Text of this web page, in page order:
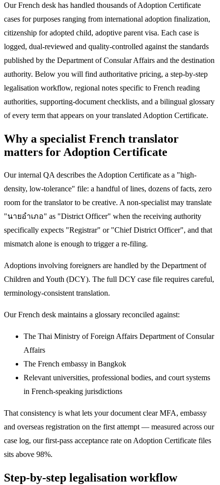
Our French desk has handled thousands of Adoption Certificate
cases for purposes ranging from international adoption finalization,
citizenship for adopted child, adoptive parent visa. Each case is
logged, dual-reviewed and quality-controlled against the standards
published by the Department of Consular Affairs and the destination
authority. Below you will find authoritative pricing, a step-by-step
legalisation workflow, regional notes specific to French reading
authorities, supporting-document checklists, and a bilingual glossary
of every term that appears on your translated Adoption Certificate.
Why a specialist French translator
matters for Adoption Certificate
Our internal QA describes the Adoption Certificate as a "high-
density, low-tolerance" file: a handful of lines, dozens of facts, zero
room for the translator to be creative. A non-specialist may translate
"นายอำเภอ" as "District Officer" when the receiving authority
specifically expects "Registrar" or "Chief District Officer", and that
mismatch alone is enough to trigger a re-filing.
Adoptions involving foreigners are handled by the Department of
Children and Youth (DCY). The full DCY case file requires careful,
terminology-consistent translation.
Our French desk maintains a glossary reconciled against:
The Thai Ministry of Foreign Affairs Department of Consular
Affairs
The French embassy in Bangkok
Relevant universities, professional bodies, and court systems
in French-speaking jurisdictions
That consistency is what lets your document clear MFA, embassy
and overseas registration on the first attempt — measured across our
case log, our first-pass acceptance rate on Adoption Certificate files
sits above 98%.
Step-by-step legalisation workflow